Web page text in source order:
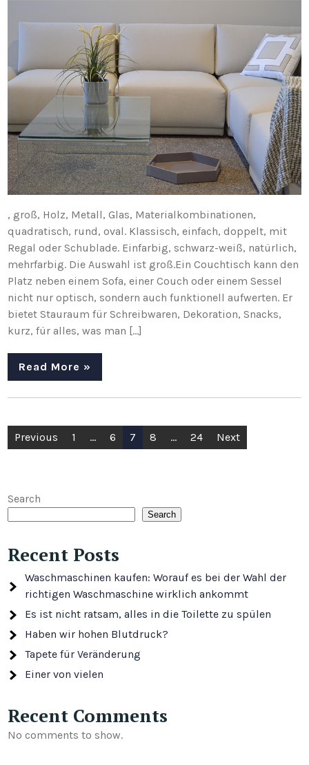
, groß, Holz, Metall, Glas, Materialkombinationen,
quadratisch, rund, oval. Klassisch, einfach, doppelt, mit
Regal oder Schublade. Einfarbig, schwarz-weiß, natürlich,
mehrfarbig. Die Auswahl ist groß.Ein Couchtisch kann den
Platz neben einem Sofa, einer Couch oder einem Sessel
nicht nur optisch, sondern auch funktionell aufwerten. Er
bietet Stauraum für Schreibwaren, Dekoration, Snacks,
kurz, für alles, was man […]
Read More »
Posts
Previous 1 … 6 7 8 … 24 Next
Search
Search
Recent Posts
Waschmaschinen kaufen: Worauf es bei der Wahl der
richtigen Waschmaschine wirklich ankommt
Es ist nicht ratsam, alles in die Toilette zu spülen
Haben wir hohen Blutdruck?
Tapete für Veränderung
Einer von vielen
Recent Comments
No comments to show.